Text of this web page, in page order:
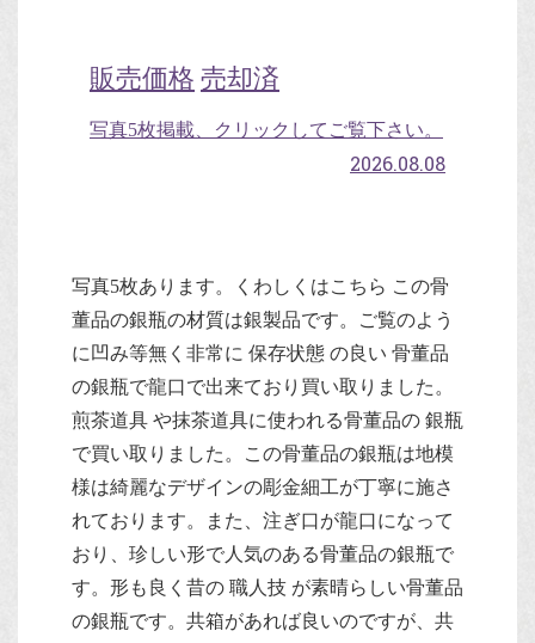
販売価格 売却済
写真5枚掲載、クリックしてご覧下さい。
2026.08.08
写真5枚あります。くわしくはこちら この骨
董品の銀瓶の材質は銀製品です。ご覧のよう
に凹み等無く非常に 保存状態 の良い 骨董品
の銀瓶で龍口で出来ており買い取りました。
煎茶道具 や抹茶道具に使われる骨董品の 銀瓶
で買い取りました。この骨董品の銀瓶は地模
様は綺麗なデザインの彫金細工が丁寧に施さ
れております。また、注ぎ口が龍口になって
おり、珍しい形で人気のある骨董品の銀瓶で
す。形も良く昔の 職人技 が素晴らしい骨董品
の銀瓶です。共箱があれば良いのですが、共